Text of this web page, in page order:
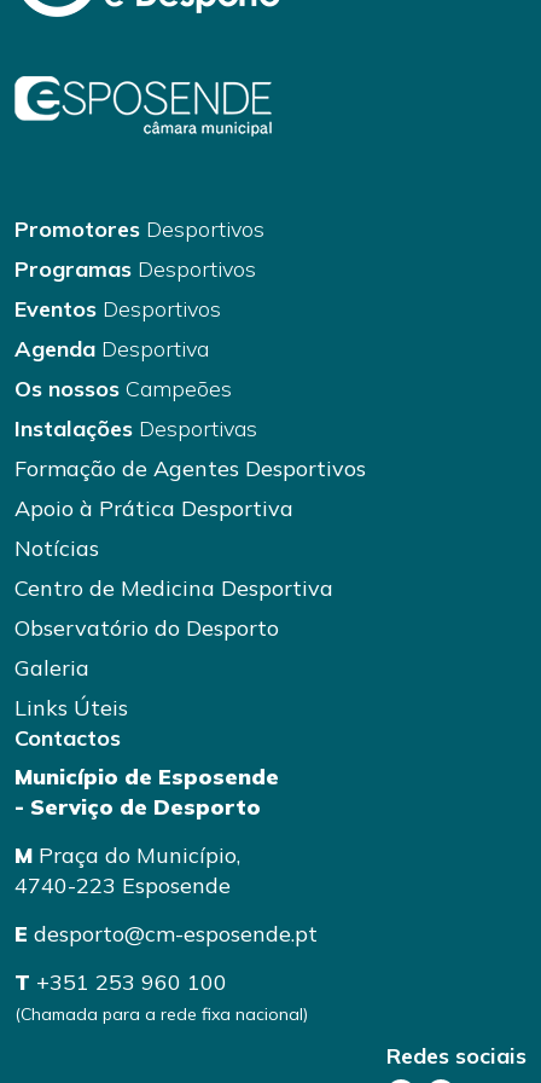
Promotores Desportivos
Programas Desportivos
Eventos Desportivos
Agenda Desportiva
Os nossos Campeões
Instalações Desportivas
Formação de Agentes Desportivos
Apoio à Prática Desportiva
Notícias
Centro de Medicina Desportiva
Observatório do Desporto
Galeria
Links Úteis
Contactos
Município de Esposende
- Serviço de Desporto
M Praça do Município,
4740-223 Esposende
E desporto@cm-esposende.pt
T +351 253 960 100
(Chamada para a rede fixa nacional)
Redes sociais